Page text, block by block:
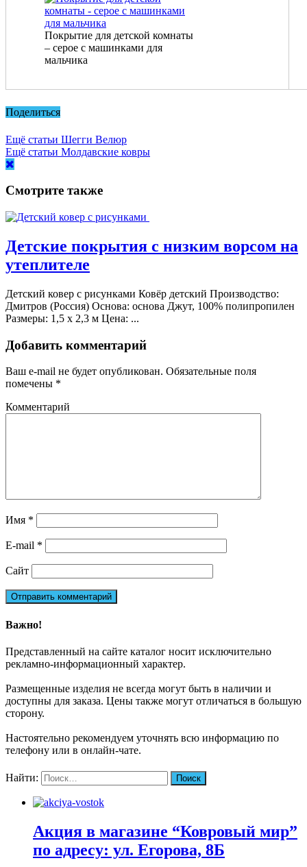
Покрытие для детской комнаты
– серое с машинками для
мальчика
Поделиться
Ещё статьи Шегги Велюр
Ещё статьи Молдавские ковры
Смотрите также
Детские покрытия с низким ворсом на
утеплителе
Детский ковер с рисунками Ковёр детский Производство:
Дмитров (Россия) Основа: основа Джут, 100% полипропилен
Размеры: 1,5 х 2,3 м Цена: ...
Добавить комментарий
Ваш e-mail не будет опубликован. Обязательные поля
помечены *
Комментарий
Имя *
E-mail *
Сайт
Важно!
Представленный на сайте каталог носит исключительно
рекламно-информационный характер.
Размещенные изделия не всегда могут быть в наличии и
доступны для заказа. Цены также могут отличаться в большую
сторону.
Настоятельно рекомендуем уточнять всю информацию по
телефону или в онлайн-чате.
Найти:
Акция в магазине “Ковровый мир”
по адресу: ул. Егорова, 8Б